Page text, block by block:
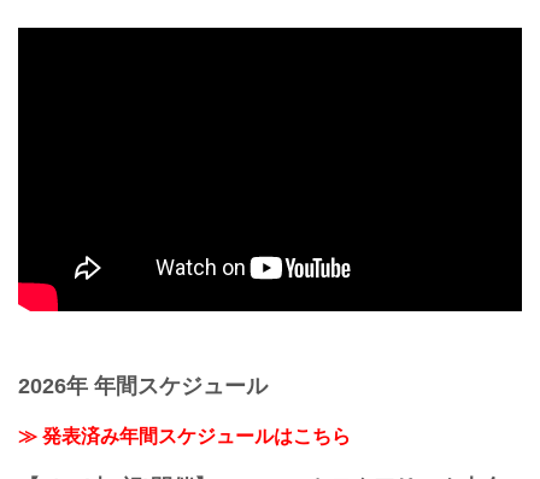
2026年 年間スケジュール
≫ 発表済み年間スケジュールはこちら